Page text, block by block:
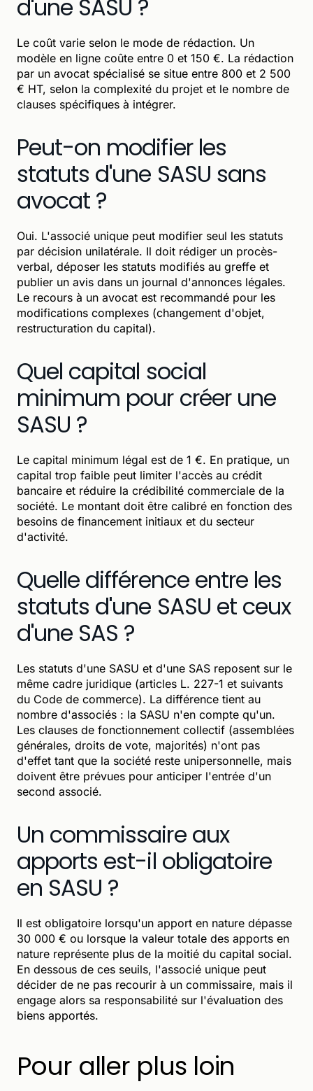
d'une SASU ?
Le coût varie selon le mode de rédaction. Un
modèle en ligne coûte entre 0 et 150 €. La rédaction
par un avocat spécialisé se situe entre 800 et 2 500
€ HT, selon la complexité du projet et le nombre de
clauses spécifiques à intégrer.
Peut-on modifier les
statuts d'une SASU sans
avocat ?
Oui. L'associé unique peut modifier seul les statuts
par décision unilatérale. Il doit rédiger un procès-
verbal, déposer les statuts modifiés au greffe et
publier un avis dans un journal d'annonces légales.
Le recours à un avocat est recommandé pour les
modifications complexes (changement d'objet,
restructuration du capital).
Quel capital social
minimum pour créer une
SASU ?
Le capital minimum légal est de 1 €. En pratique, un
capital trop faible peut limiter l'accès au crédit
bancaire et réduire la crédibilité commerciale de la
société. Le montant doit être calibré en fonction des
besoins de financement initiaux et du secteur
d'activité.
Quelle différence entre les
statuts d'une SASU et ceux
d'une SAS ?
Les statuts d'une SASU et d'une SAS reposent sur le
même cadre juridique (articles L. 227-1 et suivants
du Code de commerce). La différence tient au
nombre d'associés : la SASU n'en compte qu'un.
Les clauses de fonctionnement collectif (assemblées
générales, droits de vote, majorités) n'ont pas
d'effet tant que la société reste unipersonnelle, mais
doivent être prévues pour anticiper l'entrée d'un
second associé.
Un commissaire aux
apports est-il obligatoire
en SASU ?
Il est obligatoire lorsqu'un apport en nature dépasse
30 000 € ou lorsque la valeur totale des apports en
nature représente plus de la moitié du capital social.
En dessous de ces seuils, l'associé unique peut
décider de ne pas recourir à un commissaire, mais il
engage alors sa responsabilité sur l'évaluation des
biens apportés.
Pour aller plus loin